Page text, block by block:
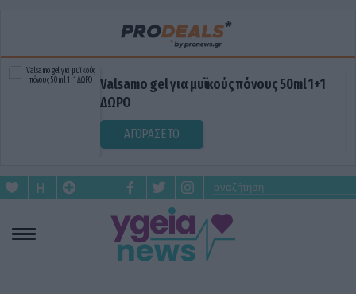
Valsamo gel για μυϊκούς πόνους 50ml 1+1
ΔΩΡΟ
ΑΓΟΡΑΣΕ ΤΟ